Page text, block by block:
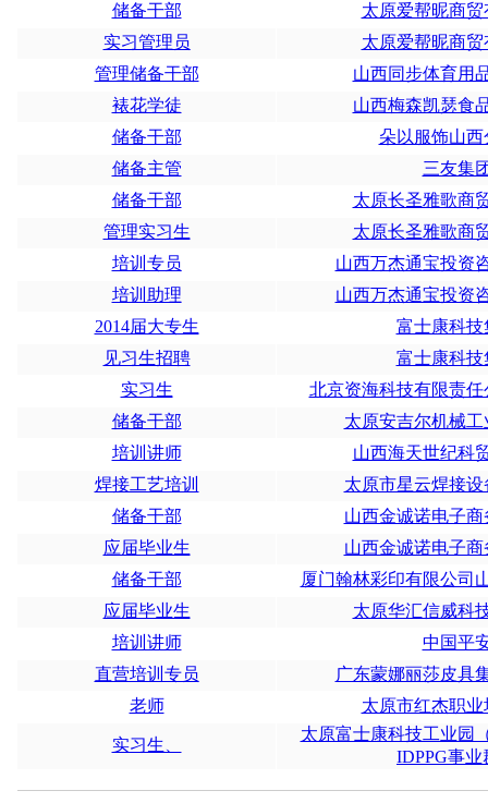
储备干部
太原爱帮昵商
实习管理员
太原爱帮昵商
管理储备干部
山西同步体育用
裱花学徒
山西梅森凯瑟食
储备干部
朵以服饰山西
储备主管
三友集
储备干部
太原长圣雅歌商
管理实习生
太原长圣雅歌商
培训专员
山西万杰通宝投资
培训助理
山西万杰通宝投资
2014届大专生
富士康科技
见习生招聘
富士康科技
实习生
北京资海科技有限责
储备干部
太原安吉尔机械
培训讲师
山西海天世纪科
焊接工艺培训
太原市星云焊接
储备干部
山西金诚诺电子
应届毕业生
山西金诚诺电子
储备干部
厦门翰林彩印有限公司
应届毕业生
太原华汇信威科
培训讲师
中国平
直营培训专员
广东蒙娜丽莎皮具
老师
太原市红杰职
实习生、
太原富士康科技工业园
IDPPG事业